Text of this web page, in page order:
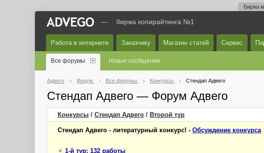
Биржа
— биржа копирайтинга №1
Работа в интернете Заказчику Магазин статей Сервис
Все форумы Новые сообщения
Адвего Форум Все форумы Конкурсы Стендап Адвего
Стендап Адвего — Форум Адвего
Конкурсы / Стендап Адвего / Второй тур
Стендап Адвего - литературный конкурс! - Обсуждение конкурса
1-й тур: 132 работы